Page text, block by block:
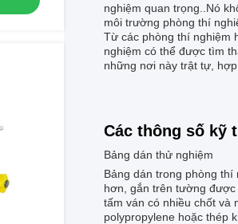
nghiệm quan trọng..Nó
môi trường phòng thí
Từ các phòng thí nghiệm
nghiệm có thể được tìm
những nơi này trật tự, hợp
Các thông số kỹ
Bảng dán thử nghiệm
Bảng dán trong phòng
hơn, gắn trên tường
tấm ván có nhiều chốt và
polypropylene hoặc thép